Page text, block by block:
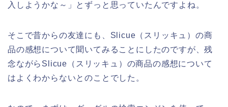
入しようかな～」とずっと思っていたんですよね。
そこで昔からの友達にも、Slicue（スリッキュ）の商
品の感想について聞いてみることにしたのですが、残
念ながらSlicue（スリッキュ）の商品の感想について
はよくわからないとのことでした。